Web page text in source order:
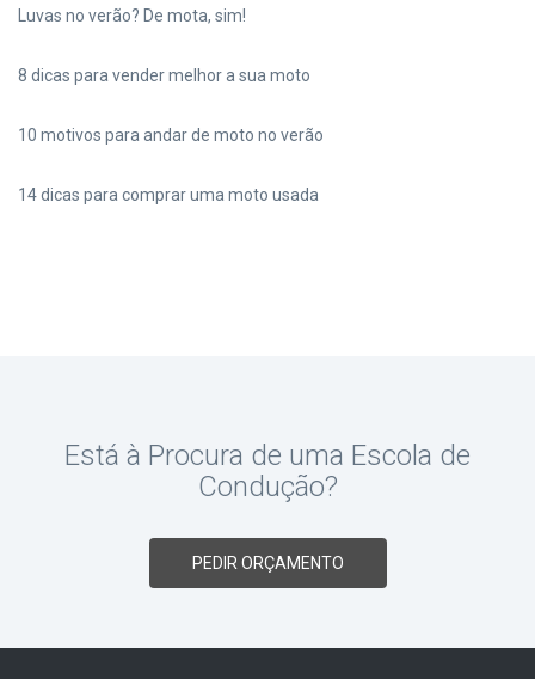
Luvas no verão? De mota, sim!
8 dicas para vender melhor a sua moto
10 motivos para andar de moto no verão
14 dicas para comprar uma moto usada
Está à Procura de uma Escola de
Condução?
PEDIR ORÇAMENTO